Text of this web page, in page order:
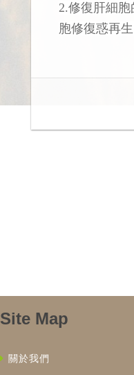
2.修復肝細
胞修復惑再生
Site Map
關於我們